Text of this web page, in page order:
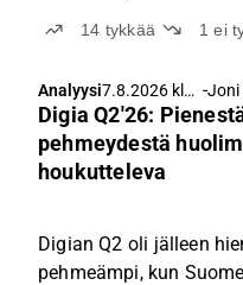
on potentiaalinen
14 tykkää 1ei
Analyysi7.8.2026 klo
5.46
-
Digia Q2'26:
pehmeydestä
houkutteleva
Digian Q2 oli jälleen
pehmeämpi, kun